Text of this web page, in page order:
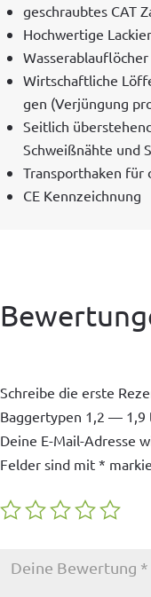
geschraubtes CAT
Hochw­er­tige
Wasser­ablau­flöch­er
Wirtschaftliche
gen (Ver­jün­gung
Seitlich
Schweißnähte und
Trans­porthak­en für
CE Kennze­ich­nung
Schreibe die erste
Baggertypen 1,2 — 1,9
Deine E-Mail-Adresse
Felder sind mit *